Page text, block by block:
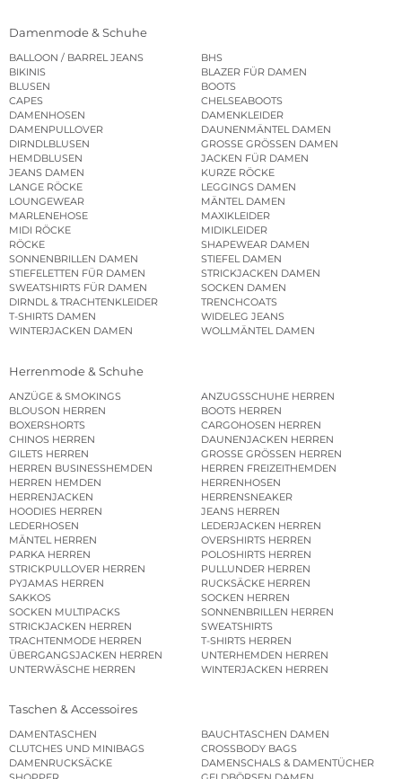
Damenmode & Schuhe
BALLOON / BARREL JEANS
BHS
BIKINIS
BLAZER FÜR DAMEN
BLUSEN
BOOTS
CAPES
CHELSEABOOTS
DAMENHOSEN
DAMENKLEIDER
DAMENPULLOVER
DAUNENMÄNTEL DAMEN
DIRNDLBLUSEN
GROSSE GRÖSSEN DAMEN
HEMDBLUSEN
JACKEN FÜR DAMEN
JEANS DAMEN
KURZE RÖCKE
LANGE RÖCKE
LEGGINGS DAMEN
LOUNGEWEAR
MÄNTEL DAMEN
MARLENEHOSE
MAXIKLEIDER
MIDI RÖCKE
MIDIKLEIDER
RÖCKE
SHAPEWEAR DAMEN
SONNENBRILLEN DAMEN
STIEFEL DAMEN
STIEFELETTEN FÜR DAMEN
STRICKJACKEN DAMEN
SWEATSHIRTS FÜR DAMEN
SOCKEN DAMEN
DIRNDL & TRACHTENKLEIDER
TRENCHCOATS
T-SHIRTS DAMEN
WIDELEG JEANS
WINTERJACKEN DAMEN
WOLLMÄNTEL DAMEN
Herrenmode & Schuhe
ANZÜGE & SMOKINGS
ANZUGSSCHUHE HERREN
BLOUSON HERREN
BOOTS HERREN
BOXERSHORTS
CARGOHOSEN HERREN
CHINOS HERREN
DAUNENJACKEN HERREN
GILETS HERREN
GROSSE GRÖSSEN HERREN
HERREN BUSINESSHEMDEN
HERREN FREIZEITHEMDEN
HERREN HEMDEN
HERRENHOSEN
HERRENJACKEN
HERRENSNEAKER
HOODIES HERREN
JEANS HERREN
LEDERHOSEN
LEDERJACKEN HERREN
MÄNTEL HERREN
OVERSHIRTS HERREN
PARKA HERREN
POLOSHIRTS HERREN
STRICKPULLOVER HERREN
PULLUNDER HERREN
PYJAMAS HERREN
RUCKSÄCKE HERREN
SAKKOS
SOCKEN HERREN
SOCKEN MULTIPACKS
SONNENBRILLEN HERREN
STRICKJACKEN HERREN
SWEATSHIRTS
TRACHTENMODE HERREN
T-SHIRTS HERREN
ÜBERGANGSJACKEN HERREN
UNTERHEMDEN HERREN
UNTERWÄSCHE HERREN
WINTERJACKEN HERREN
Taschen & Accessoires
DAMENTASCHEN
BAUCHTASCHEN DAMEN
CLUTCHES UND MINIBAGS
CROSSBODY BAGS
DAMENRUCKSÄCKE
DAMENSCHALS & DAMENTÜCHER